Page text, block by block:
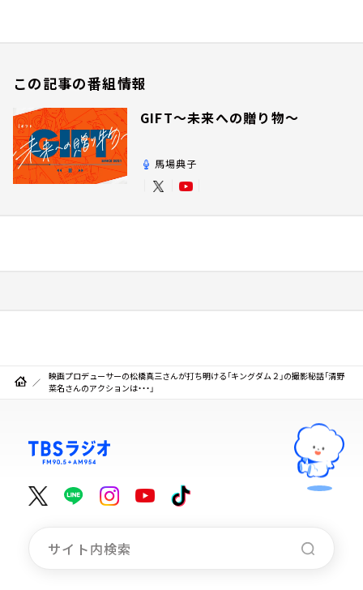
この記事の番組情報
GIFT～未来への贈り物～
馬場典子
映画プロデューサーの松橋真三さんが打ち明ける「キングダム２」の撮影秘話「清野
菜名さんのアクションは・・・」